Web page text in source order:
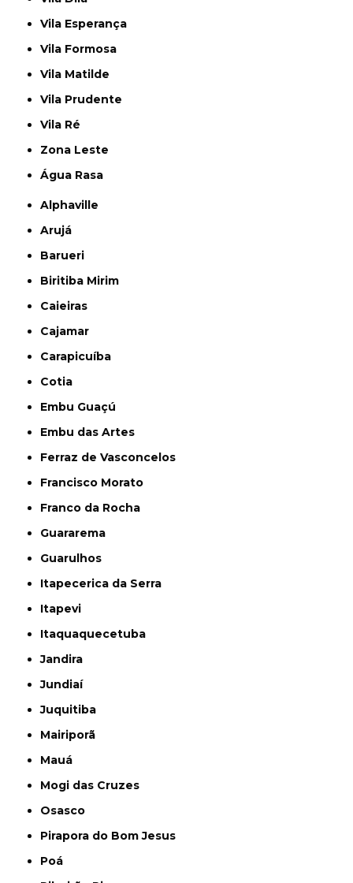
Vila Esperança
Vila Formosa
Vila Matilde
Vila Prudente
Vila Ré
Zona Leste
Água Rasa
Alphaville
Arujá
Barueri
Biritiba Mirim
Caieiras
Cajamar
Carapicuíba
Cotia
Embu Guaçú
Embu das Artes
Ferraz de Vasconcelos
Francisco Morato
Franco da Rocha
Guararema
Guarulhos
Itapecerica da Serra
Itapevi
Itaquaquecetuba
Jandira
Jundiaí
Juquitiba
Mairiporã
Mauá
Mogi das Cruzes
Osasco
Pirapora do Bom Jesus
Poá